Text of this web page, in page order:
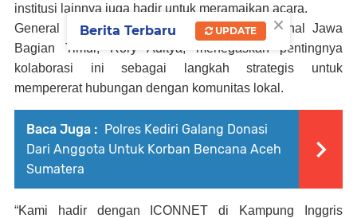
institusi lainnya juga hadir untuk meramaikan acara.
General Manager PLN Icon Plus SBU Regional Jawa
Bagian Timur, Rory Aditya, menegaskan pentingnya
kolaborasi ini sebagai langkah strategis untuk
mempererat hubungan dengan komunitas lokal.
Baca Juga : Polres Kediri Galang Donasi
Dari Anggota Untuk Korban Bencana Aceh
Sumatera
“Kami hadir dengan ICONNET di Kampung Inggris
×
Berita Terbaru UPDATE